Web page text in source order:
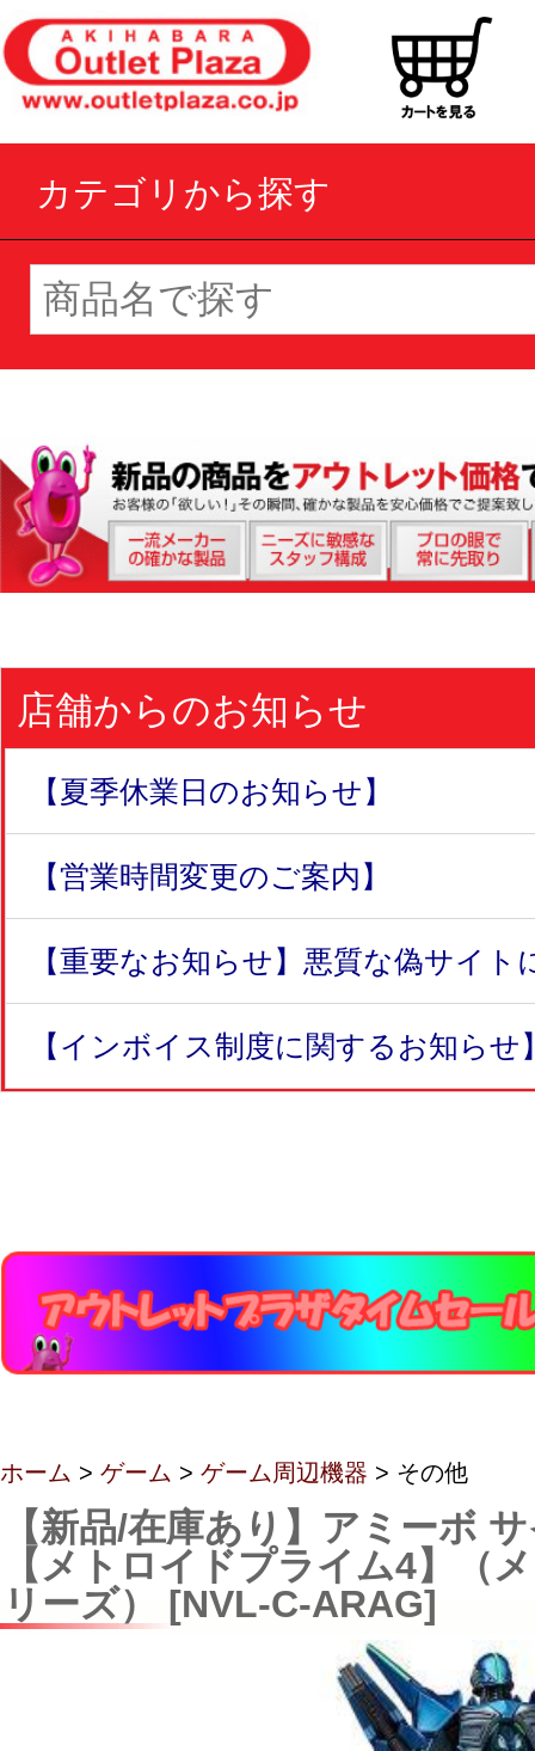
カテゴリから探す
店舗からのお知らせ
【夏季休業日のお知らせ】
【営業時間変更のご案内】
【重要なお知らせ】悪質な偽サイト
【インボイス制度に関するお知らせ
ホーム > ゲーム > ゲーム周辺機器 > その他
【新品/在庫あり】アミーボ
【メトロイドプライム4】（
リーズ） [NVL-C-ARAG]